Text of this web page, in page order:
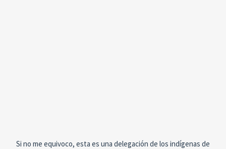
Si no me equivoco, esta es una delegación de los indígenas de